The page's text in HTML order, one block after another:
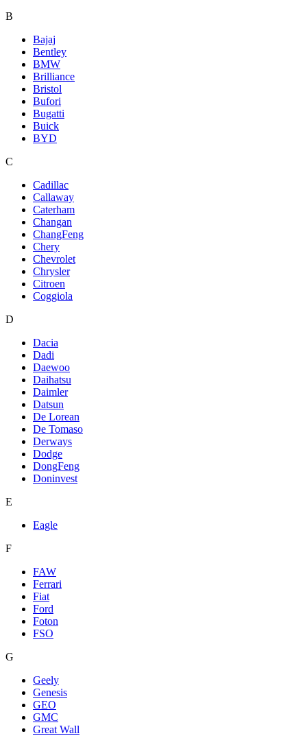
B
Bajaj
Bentley
BMW
Brilliance
Bristol
Bufori
Bugatti
Buick
BYD
C
Cadillac
Callaway
Caterham
Changan
ChangFeng
Chery
Chevrolet
Chrysler
Citroen
Coggiola
D
Dacia
Dadi
Daewoo
Daihatsu
Daimler
Datsun
De Lorean
De Tomaso
Derways
Dodge
DongFeng
Doninvest
E
Eagle
F
FAW
Ferrari
Fiat
Ford
Foton
FSO
G
Geely
Genesis
GEO
GMC
Great Wall